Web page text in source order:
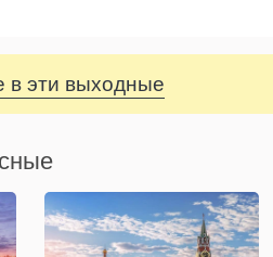
в эти выходные